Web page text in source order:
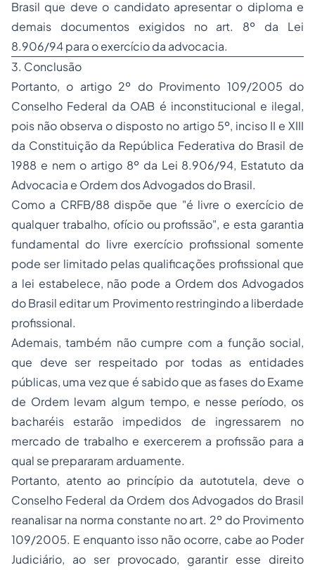
Brasil que deve o candidato apresentar o diploma e
demais documentos exigidos no art. 8º da Lei
8.906/94 para o exercício da advocacia.
3. Conclusão
Portanto, o artigo 2º do Provimento 109/2005 do
Conselho Federal da OAB é inconstitucional e ilegal,
pois não observa o disposto no artigo 5º, inciso II e XIII
da Constituição da República Federativa do Brasil de
1988 e nem o artigo 8º da Lei 8.906/94, Estatuto da
Advocacia e Ordem dos Advogados do Brasil.
Como a CRFB/88 dispõe que "é livre o exercício de
qualquer trabalho, ofício ou profissão", e esta garantia
fundamental do livre exercício profissional somente
pode ser limitado pelas qualificações profissional que
a lei estabelece, não pode a Ordem dos Advogados
do Brasil editar um Provimento restringindo a liberdade
profissional.
Ademais, também não cumpre com a função social,
que deve ser respeitado por todas as entidades
públicas, uma vez que é sabido que as fases do Exame
de Ordem levam algum tempo, e nesse período, os
bacharéis estarão impedidos de ingressarem no
mercado de trabalho e exercerem a profissão para a
qual se prepararam arduamente.
Portanto, atento ao princípio da autotutela, deve o
Conselho Federal da Ordem dos Advogados do Brasil
reanalisar na norma constante no art. 2º do Provimento
109/2005. E enquanto isso não ocorre, cabe ao Poder
Judiciário, ao ser provocado, garantir esse direito